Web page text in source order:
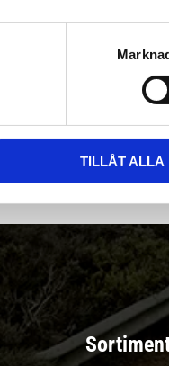
TILLÅT ALLA
lagret med/utan